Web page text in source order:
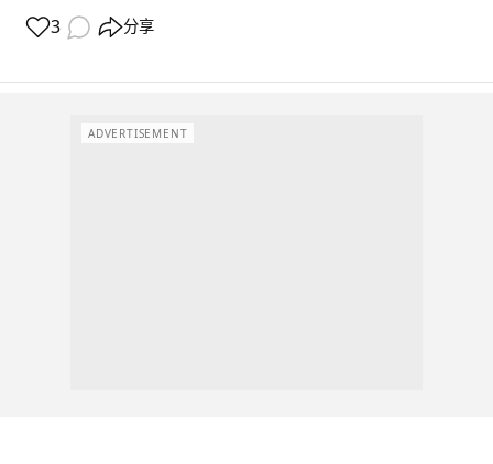
3 分享
ADVERTISEMENT